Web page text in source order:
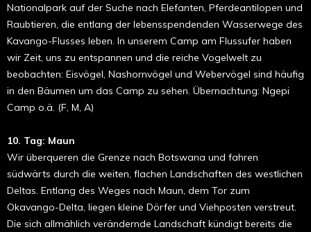
Nationalpark auf der Suche nach Elefanten, Pferdeantilopen und
Raubtieren, die entlang der lebensspendenden Wasserwege des
Kavango-Flusses leben. In unserem Camp am Flussufer haben
wir Zeit, uns zu entspannen und die reiche Vogelwelt zu
beobachten: Eisvögel, Nashornvögel und Webervögel sind häufig
in den Bäumen um das Camp zu sehen. Übernachtung: Ngepi
Camp o.ä. (F, M, A)
10. Tag: Maun
Wir überqueren die Grenze nach Botswana und fahren
südwärts durch die weiten, flachen Landschaften des westlichen
Deltas. Entlang des Weges nach Maun, dem Tor zum
Okavango-Delta, liegen kleine Dörfer und Viehposten verstreut.
Die sich allmählich verändernde Landschaft kündigt bereits die